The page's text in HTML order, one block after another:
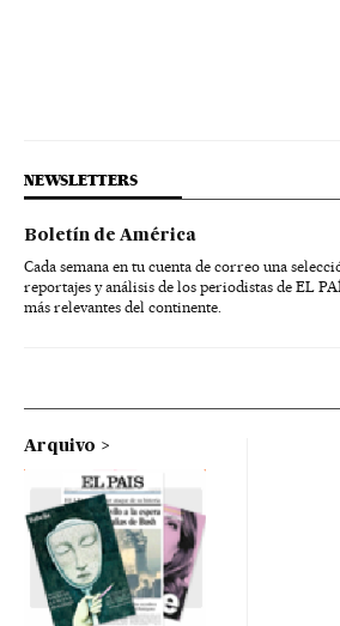
NEWSLETTERS
Boletín de América
Cada semana en tu cuenta de correo una
reportajes y análisis de los periodistas de EL
más relevantes del continente.
Arquivo